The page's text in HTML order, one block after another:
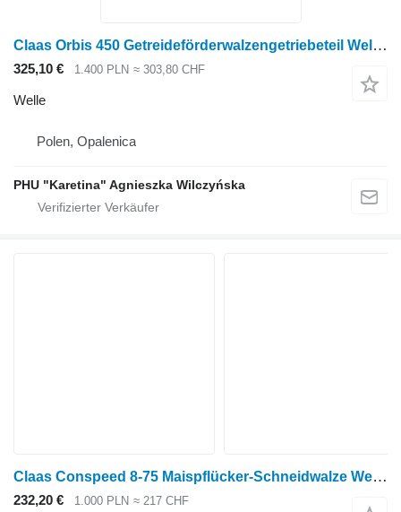
Claas Orbis 450 Getreideförderwalzengetriebeteil Welle für Claas Orbis 450 Rotations-Pflückvorsatz
325,10 € 1.400 PLN ≈ 303,80 CHF
Welle
Polen, Opalenica
PHU "Karetina" Agnieszka Wilczyńska
Claas Conspeed 8-75 Maispflücker-Schneidwalze Welle für Claas Conspeed 8-75 Maisschneidwerk
232,20 € 1.000 PLN ≈ 217 CHF